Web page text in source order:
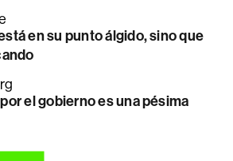
en su punto álgido, sino que
el gobierno es una pésima